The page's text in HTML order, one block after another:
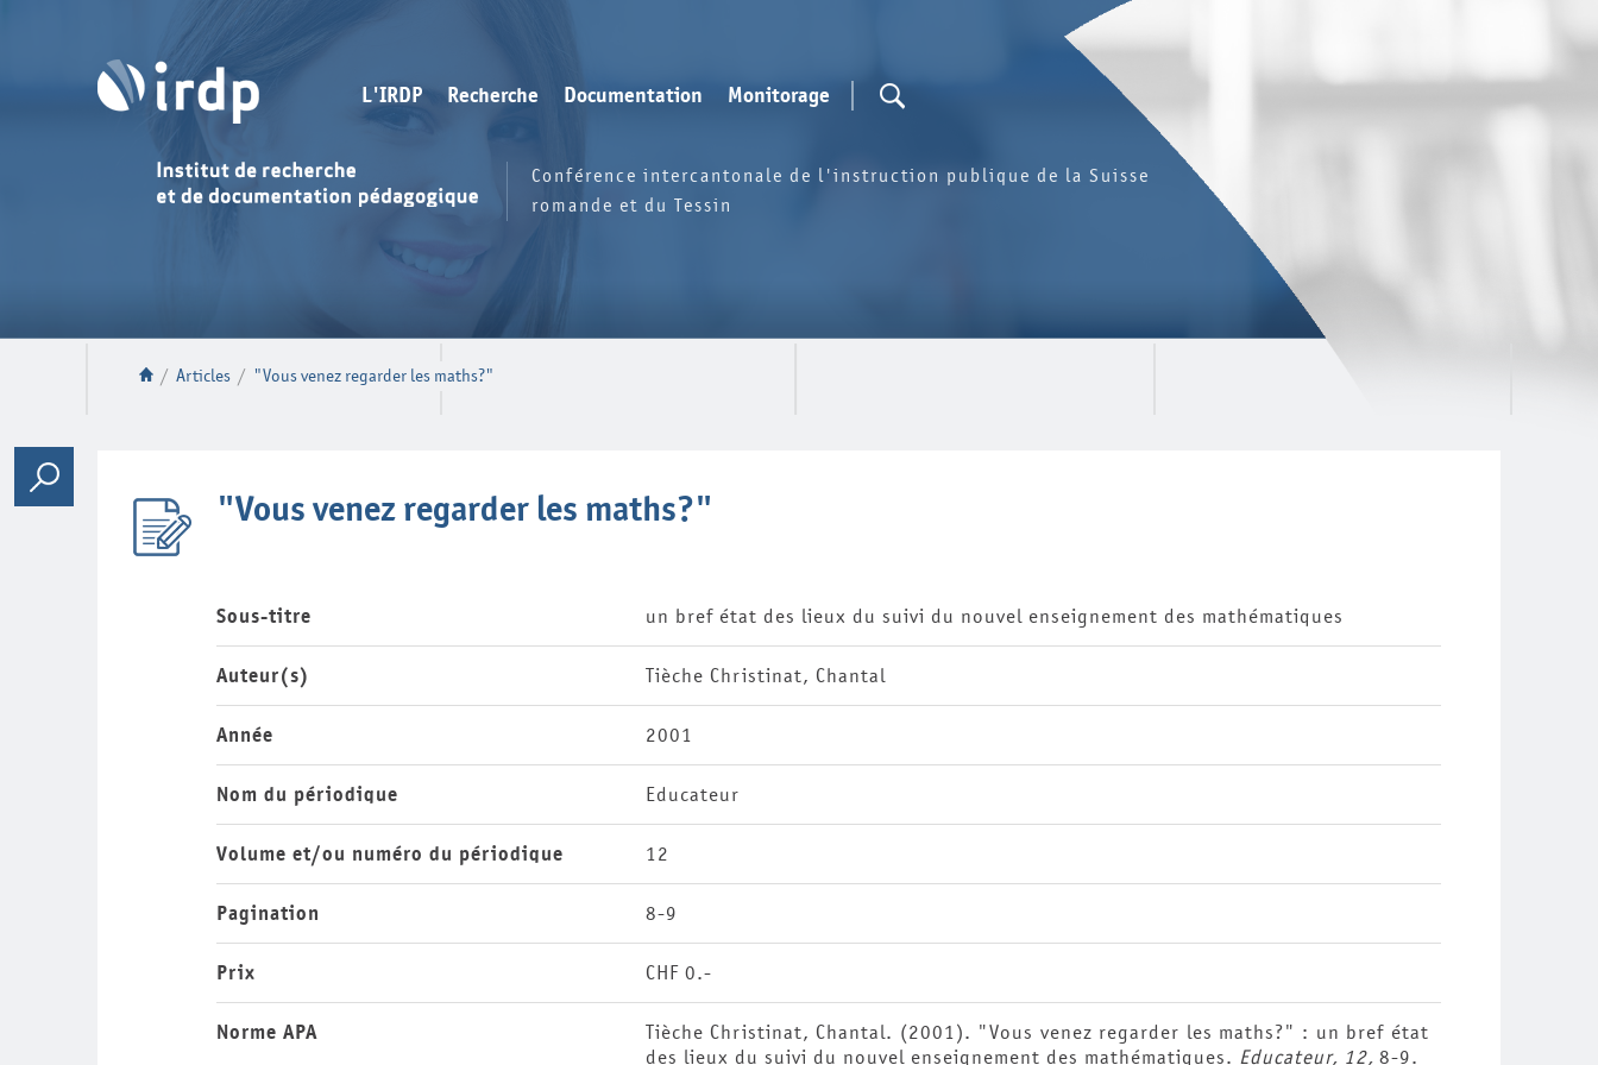
L'IRDP Recherche Documentation Monitorage
Conférence intercantonale de l'instruction publique de la Suisse
romande et du Tessin
/ Articles / "Vous venez regarder les maths?"
"Vous venez regarder les maths?"
Sous-titre un bref état des lieux du suivi du nouvel enseignement des mathématiques
Auteur(s) Tièche Christinat, Chantal
Année 2001
Nom du périodique Educateur
Volume et/ou numéro du périodique 12
Pagination 8-9
Prix CHF 0.-
Norme APA
Tièche Christinat, Chantal. (2001). "Vous venez regarder les maths?" : un bref état
des lieux du suivi du nouvel enseignement des mathématiques. Educateur, 12, 8-9.